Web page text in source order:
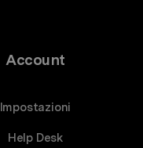
Account
Impostazioni
Help Desk